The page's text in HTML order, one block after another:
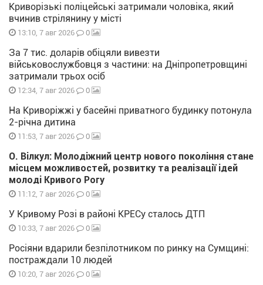
Криворізькі поліцейські затримали чоловіка, який
вчинив стрілянину у місті
13:10, 7 авг 2026 0
За 7 тис. доларів обіцяли вивезти
військовослужбовця з частини: на Дніпропетровщині
затримали трьох осіб
12:34, 7 авг 2026 0
На Криворіжжі у басейні приватного будинку потонула
2-річна дитина
11:53, 7 авг 2026 0
О. Вілкул: Молодіжний центр нового покоління стане
місцем можливостей, розвитку та реалізації ідей
молоді Кривого Рогу
11:12, 7 авг 2026 0
У Кривому Розі в районі КРЕСу сталось ДТП
10:33, 7 авг 2026 0
Росіяни вдарили безпілотником по ринку на Сумщині:
постраждали 10 людей
10:20, 7 авг 2026 0